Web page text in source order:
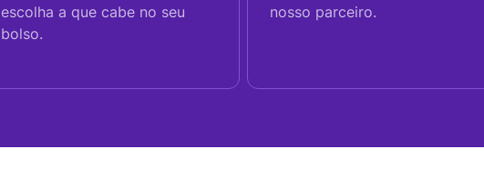
escolha a que cabe no seu
bolso.
nosso parceiro.